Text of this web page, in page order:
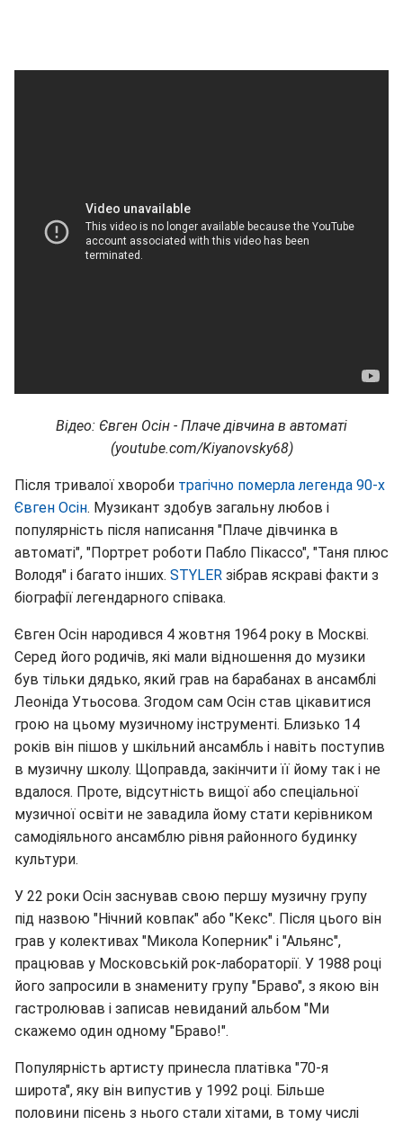
Відео: Євген Осін - Плаче дівчина в автоматі
(youtube.com/Kiyanovsky68)
Після тривалої хвороби трагічно померла легенда 90-х
Євген Осін. Музикант здобув загальну любов і
популярність після написання "Плаче дівчинка в
автоматі", "Портрет роботи Пабло Пікассо", "Таня плюс
Володя" і багато інших. STYLER зібрав яскраві факти з
біографії легендарного співака.
Євген Осін народився 4 жовтня 1964 року в Москві.
Серед його родичів, які мали відношення до музики
був тільки дядько, який грав на барабанах в ансамблі
Леоніда Утьосова. Згодом сам Осін став цікавитися
грою на цьому музичному інструменті. Близько 14
років він пішов у шкільний ансамбль і навіть поступив
в музичну школу. Щоправда, закінчити її йому так і не
вдалося. Проте, відсутність вищої або спеціальної
музичної освіти не завадила йому стати керівником
самодіяльного ансамблю рівня районного будинку
культури.
У 22 роки Осін заснував свою першу музичну групу
під назвою "Нічний ковпак" або "Кекс". Після цього він
грав у колективах "Микола Коперник" і "Альянс",
працював у Московській рок-лабораторії. У 1988 році
його запросили в знамениту групу "Браво", з якою він
гастролював і записав невиданий альбом "Ми
скажемо один одному "Браво!".
Популярність артисту принесла платівка "70-я
широта", яку він випустив у 1992 році. Більше
половини пісень з нього стали хітами, в тому числі